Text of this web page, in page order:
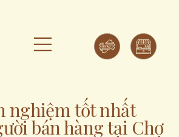
nghiệm tốt nhất
bán hàng tại Chợ